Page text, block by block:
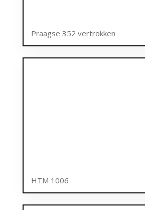
Praagse 352 vertrokken
HTM 1006